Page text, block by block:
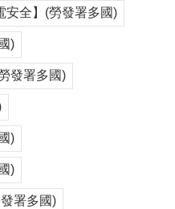
安全】(勞發署多國)
)
發署多國)
)
)
署多國)